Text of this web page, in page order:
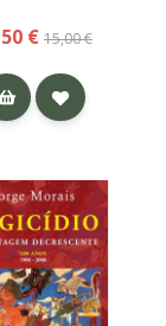
€ 15,00 €